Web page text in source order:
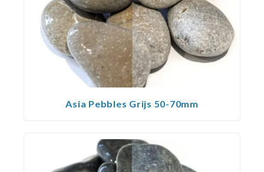
Asia Pebbles Grijs 50-70mm